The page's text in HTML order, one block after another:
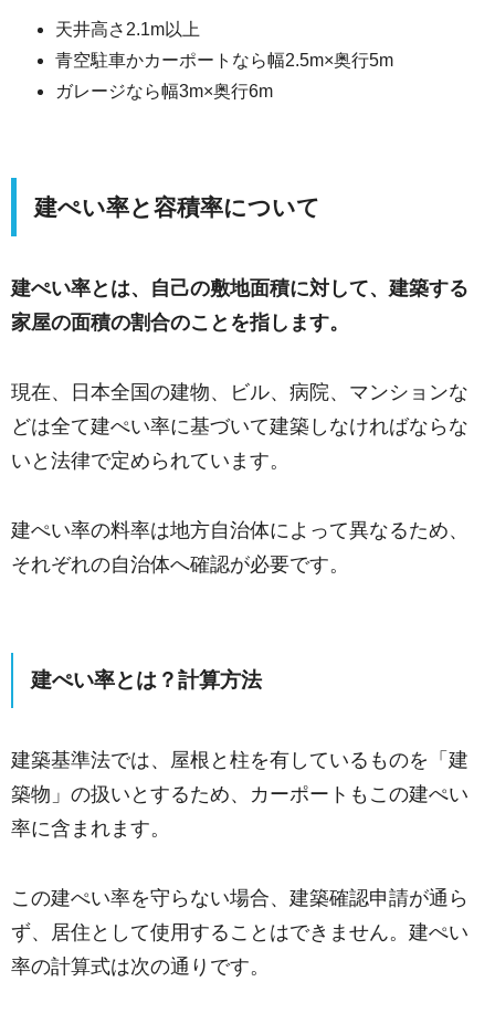
天井高さ2.1m以上
青空駐車かカーポートなら幅2.5m×奥行5m
ガレージなら幅3m×奥行6m
建ぺい率と容積率について
建ぺい率とは、自己の敷地面積に対して、建築する
家屋の面積の割合のことを指します。
現在、日本全国の建物、ビル、病院、マンションな
どは全て建ぺい率に基づいて建築しなければならな
いと法律で定められています。
建ぺい率の料率は地方自治体によって異なるため、
それぞれの自治体へ確認が必要です。
建ぺい率とは？計算方法
建築基準法では、屋根と柱を有しているものを「建
築物」の扱いとするため、カーポートもこの建ぺい
率に含まれます。
この建ぺい率を守らない場合、建築確認申請が通ら
ず、居住として使用することはできません。建ぺい
率の計算式は次の通りです。